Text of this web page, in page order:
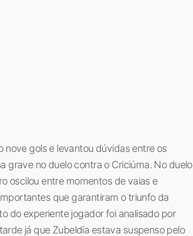
nove gols e levantou dúvidas entre os
grave no duelo contra o Criciúma. No duelo
oscilou entre momentos de vaias e
que garantiram o triunfo da
do experiente jogador foi analisado por
já que Zubeldía estava suspenso pelo